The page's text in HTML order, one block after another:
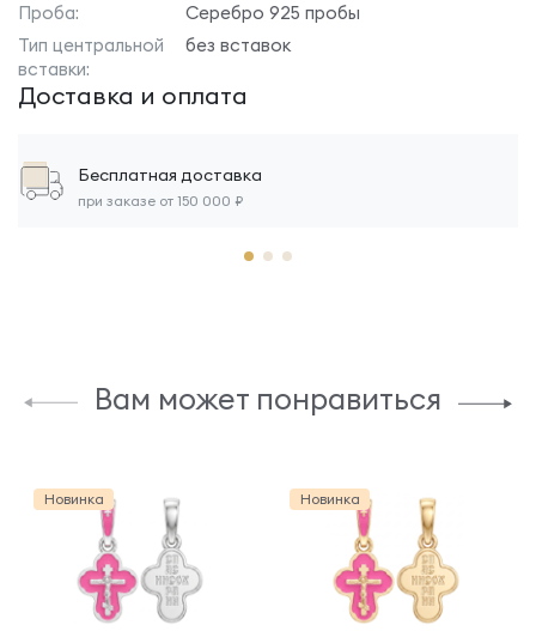
Проба:
Серебро 925 пробы
Тип центральной
вставки:
без вставок
Доставка и оплата
Бесплатная доставка
при заказе от 150 000 ₽
Вам может понравиться
Новинка Новинка